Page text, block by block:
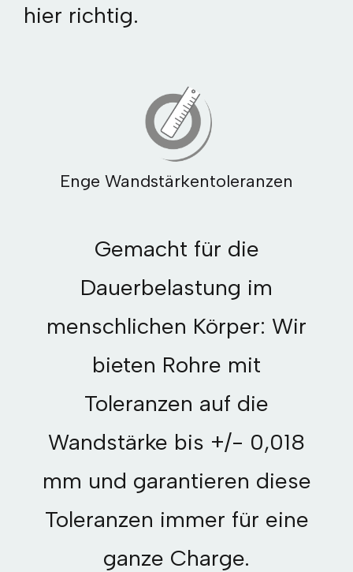
hier richtig.
Enge Wandstärkentoleranzen
Gemacht für die
Dauerbelastung im
menschlichen Körper: Wir
bieten Rohre mit
Toleranzen auf die
Wandstärke bis +/- 0,018
mm und garantieren diese
Toleranzen immer für eine
ganze Charge.